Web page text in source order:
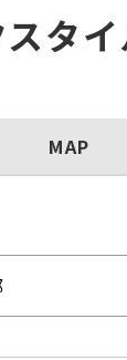
スタ
MAP